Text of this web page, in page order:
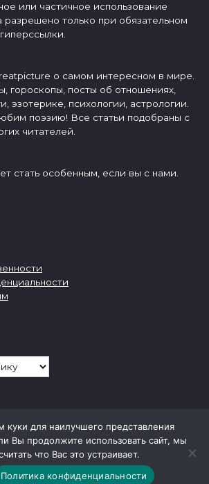
или частичное использование
разрешено только при обязательном
о самом интересном в мире.
гороскопы, посты об отношениях,
эзотерике, психологии, астрологии.
поэзию! Все статьи подобраны с
читателей.
стать особенным, если вы с нами.
куки для наилучшего представления
Вы продолжите использовать сайт, мы
что Вас это устраивает.
Политика конфиденциальности